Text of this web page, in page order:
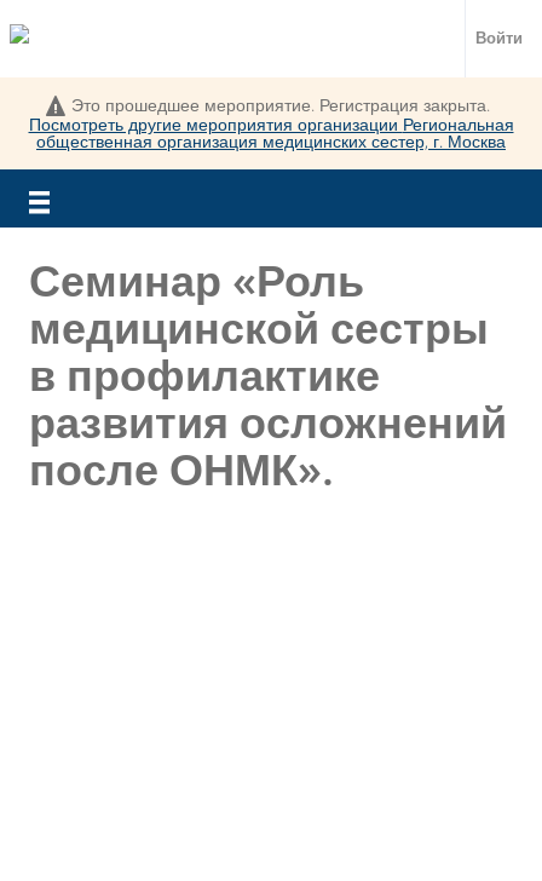
Войти
Это прошедшее мероприятие. Регистрация закрыта.
Посмотреть другие мероприятия организации Региональная
общественная организация медицинских сестер, г. Москва
Семинар «Роль
медицинской сестры
в профилактике
развития осложнений
после ОНМК».